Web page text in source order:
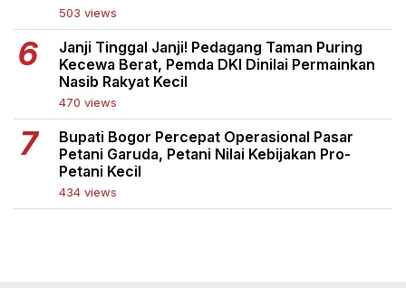
503 views
Janji Tinggal Janji! Pedagang Taman Puring
Kecewa Berat, Pemda DKI Dinilai Permainkan
Nasib Rakyat Kecil
470 views
Bupati Bogor Percepat Operasional Pasar
Petani Garuda, Petani Nilai Kebijakan Pro-
Petani Kecil
434 views